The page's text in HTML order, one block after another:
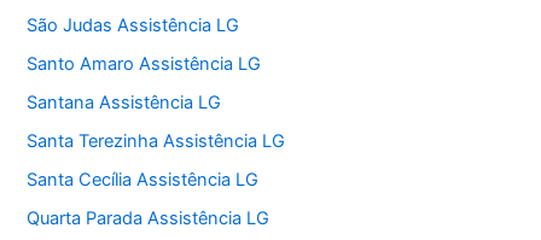
São Judas Assistência LG
Santo Amaro Assistência LG
Santana Assistência LG
Santa Terezinha Assistência LG
Santa Cecília Assistência LG
Quarta Parada Assistência LG